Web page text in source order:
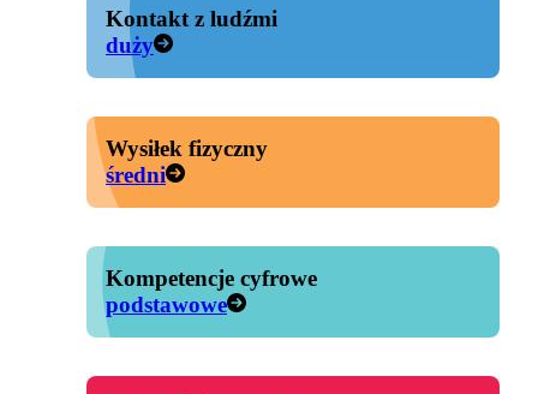
Kontakt z ludźmi
duży
Wysiłek fizyczny
średni
Kompetencje cyfrowe
podstawowe